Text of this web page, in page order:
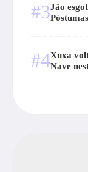
#3Jão
#4Xuxa
Nave